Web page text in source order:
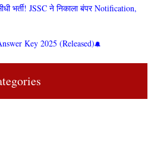
भर्ती! JSSC ने निकाला बंपर Notification,
Key 2025 (Released)